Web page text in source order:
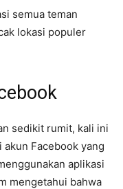
semua teman
lokasi populer
sedikit rumit, kali ini
Facebook yang
aplikasi
mengetahui bahwa